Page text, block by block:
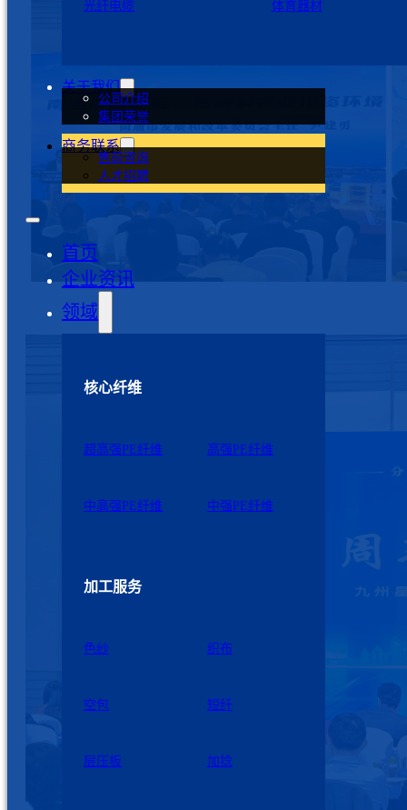
光纤电缆 体育器材
关于我们
公司介绍
集团荣誉
商务联系
售前咨询
人才招聘
首页
企业资讯
领域
核心纤维
超高强PE纤维 高强PE纤维
中高强PE纤维 中强PE纤维
加工服务
色纱 织布
空包 短纤
层压板 加捻